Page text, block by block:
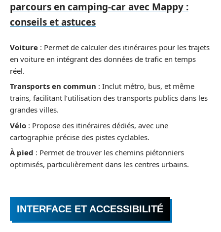
parcours en camping-car avec Mappy :
conseils et astuces
Voiture : Permet de calculer des itinéraires pour les trajets
en voiture en intégrant des données de trafic en temps
réel.
Transports en commun : Inclut métro, bus, et même
trains, facilitant l’utilisation des transports publics dans les
grandes villes.
Vélo : Propose des itinéraires dédiés, avec une
cartographie précise des pistes cyclables.
À pied : Permet de trouver les chemins piétonniers
optimisés, particulièrement dans les centres urbains.
INTERFACE ET ACCESSIBILITÉ